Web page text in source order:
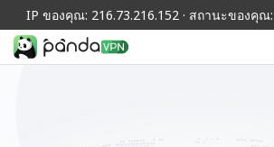
IP ของคุณ: 216.73.216.152 · สถานะของคุ